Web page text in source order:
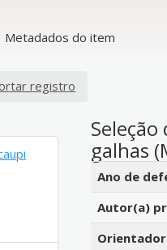
Metadados do item
registro
galhas
Detalhes
Ano de
Autor(a)